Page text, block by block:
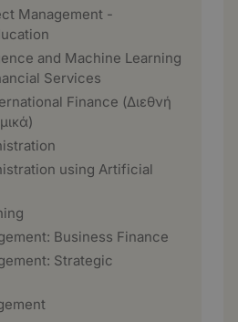
Management -
and Machine Learning
Services
Finance (Διεθνή
using Artificial
Business Finance
Strategic